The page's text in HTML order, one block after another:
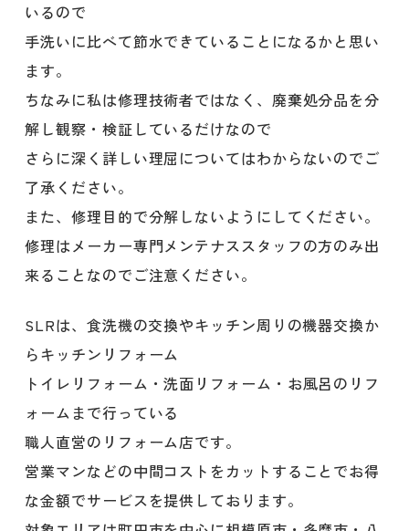
いるので
手洗いに比べて節水できていることになるかと思い
ます。
ちなみに私は修理技術者ではなく、廃棄処分品を分
解し観察・検証しているだけなので
さらに深く詳しい理屈についてはわからないのでご
了承ください。
また、修理目的で分解しないようにしてください。
修理はメーカー専門メンテナススタッフの方のみ出
来ることなのでご注意ください。
SLRは、食洗機の交換やキッチン周りの機器交換か
らキッチンリフォーム
トイレリフォーム・洗面リフォーム・お風呂のリフ
ォームまで行っている
職人直営のリフォーム店です。
営業マンなどの中間コストをカットすることでお得
な金額でサービスを提供しております。